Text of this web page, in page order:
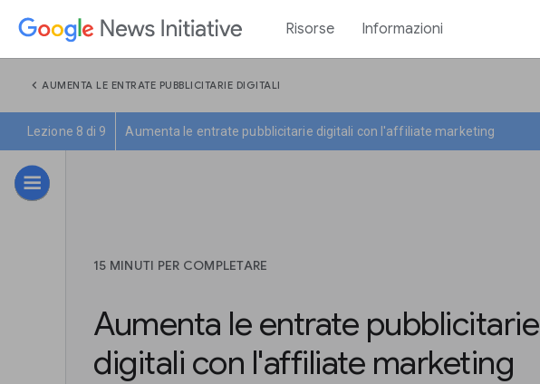
Risorse Informazioni
chevron_left AUMENTA LE ENTRATE PUBBLICITARIE DIGITALI
Lezione 8 di 9 Aumenta le entrate pubblicitarie digitali con l'affiliate marketing
15 MINUTI PER COMPLETARE
Aumenta le entrate pubblicitarie
digitali con l'affiliate marketing